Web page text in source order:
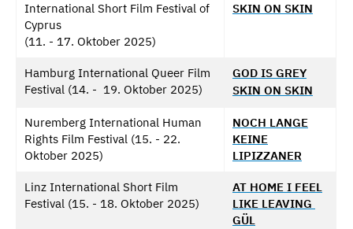
International Short Film Festival of
Cyprus
(11. - 17. Oktober 2025)
SKIN ON SKIN
Hamburg International Queer Film
Festival (14. - 19. Oktober 2025)
GOD IS GREY
SKIN ON SKIN
Nuremberg International Human
Rights Film Festival (15. - 22.
Oktober 2025)
NOCH LANGE
KEINE
LIPIZZANER
Linz International Short Film
Festival (15. - 18. Oktober 2025)
AT HOME I FEEL
LIKE LEAVING
GÜL